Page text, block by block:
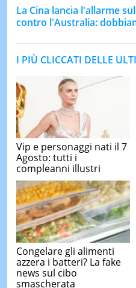
La Cina lancia l'allarme
contro l'Australia:
I PIÙ CLICCATI DELLE
Vip e personaggi nati il 7
Agosto: tutti i
compleanni illustri
Congelare gli alimenti
azzera i batteri? La fake
news sul cibo
smascherata